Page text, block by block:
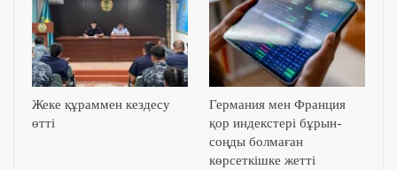
Жеке құраммен кездесу
өтті
Германия мен Франция
қор индекстері бұрын-
соңды болмаған
көрсеткішке жетті